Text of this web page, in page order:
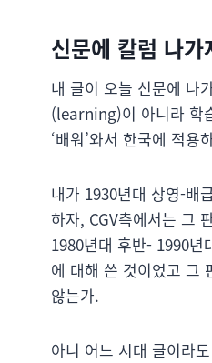
신문에 칼럼 나
내 글이 오늘 신문에 나
(learning)이 아니라 학
‘배워’와서 한국에 적용
내가 1930년대 상영-배
하자, CGV측에서는 그
1980년대 후반- 1990년
에 대해 쓴 것이었고 그
않는가.
아니 어느 시대 글이라